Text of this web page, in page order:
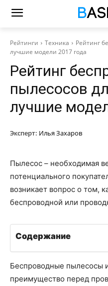
Рейтинги Техника
Рейтинг
лучшие модели 2017 года
Рейтинг
пылесосов
лучшие
Эксперт: Илья Захаров
Пылесос – необходимая
потенциального
возникает вопрос о том,
беспроводной или
Содержание
Беспроводные пылесосы
преимущество перед